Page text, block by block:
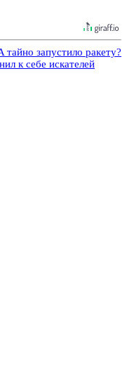
запустило ракету?
к себе искателей